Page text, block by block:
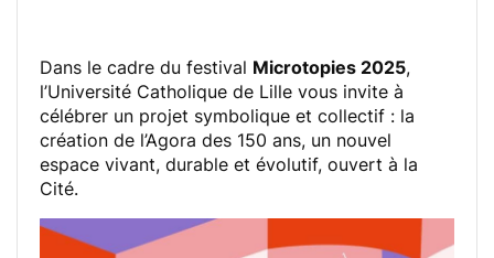
Dans le cadre du festival Microtopies 2025,
l’Université Catholique de Lille vous invite à
célébrer un projet symbolique et collectif : la
création de l’Agora des 150 ans, un nouvel
espace vivant, durable et évolutif, ouvert à la
Cité.